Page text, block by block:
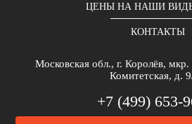
ЦЕНЫ НА НАШИ
КОНТАКТЫ
Московская обл., г. Королёв,
Комитетская, д.
+7 (499) 653-